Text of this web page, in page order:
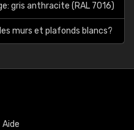
gris anthracite (RAL 7016)
murs et plafonds blancs?
Aide